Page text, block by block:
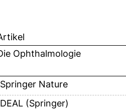
Ophthalmologie
Springer Nature
DEAL (Springer)